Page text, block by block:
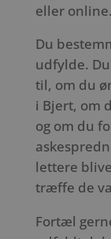
eller online.
Du
udfylde.
til, om du
i Bjert, om
og om du
lettere
træffe de
Fortæl